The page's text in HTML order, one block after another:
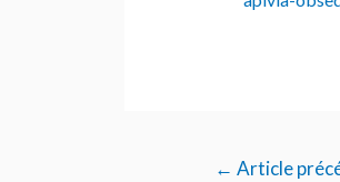
Navigation
← Article